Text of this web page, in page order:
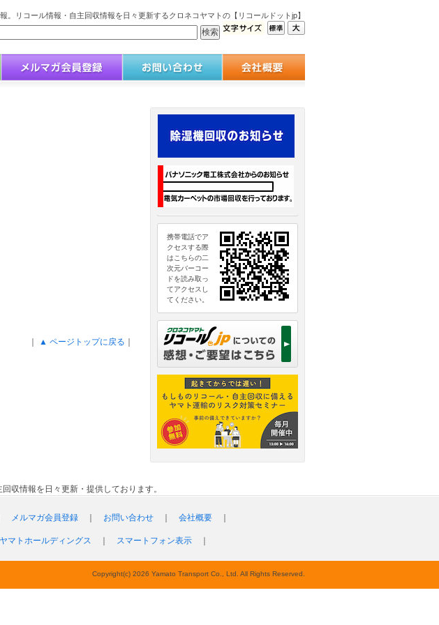
。リコール情報・自主回収情報を日々更新するクロネコヤマトの【リコールドットjp】
▲ ページトップに戻る
携帯電話でア
クセスする際
はこちらの二
次元バーコー
ドを読み取っ
てアクセスし
てください。
収情報を日々更新・提供しております。
メルマガ会員登録 お問い合わせ 会社概要
ヤマトホールディングス スマートフォン表示
Copyright(c) 2026 Yamato Transport Co., Ltd. All Rights Reserved.